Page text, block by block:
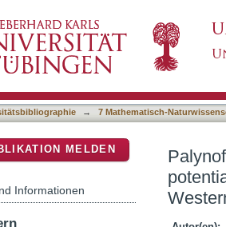
as a
from the Cretaceous of
→ 7 Mathematisch-
MELDEN
Informationen